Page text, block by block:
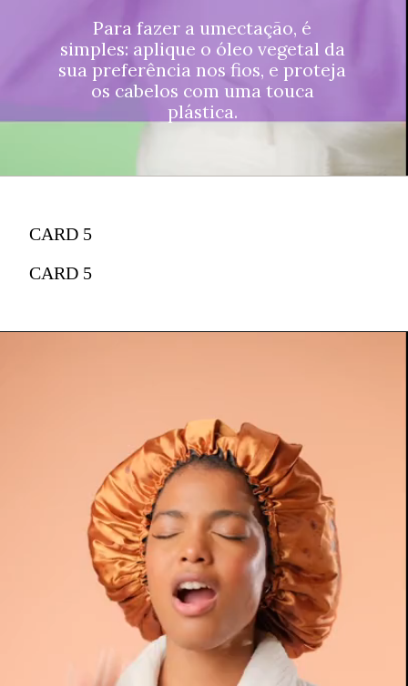
Para fazer a umectação, é
simples: aplique o óleo vegetal da
sua preferência nos fios, e proteja
os cabelos com uma touca
plástica.
CARD 5
CARD 5